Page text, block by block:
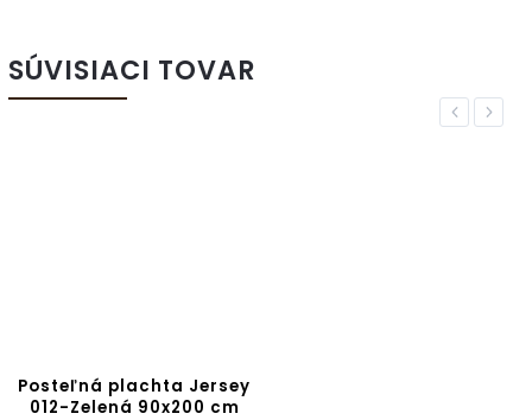
SÚVISIACI TOVAR
Previous
Posteľná plachta Jersey
012-Zelená 90x200 cm
Next